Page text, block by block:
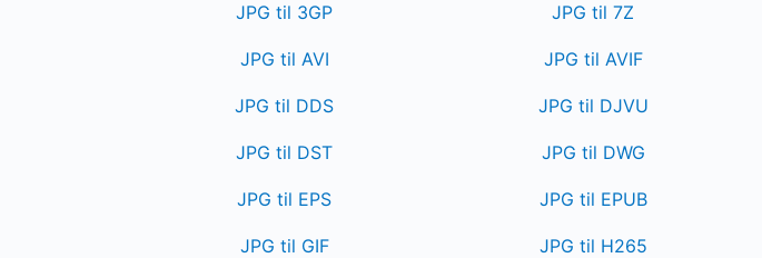
JPG til 3GP
JPG til 7Z
JPG til AVI JPG til AVIF
JPG til DDS JPG til DJVU
JPG til DST JPG til DWG
JPG til EPS JPG til EPUB
JPG til GIF JPG til H265